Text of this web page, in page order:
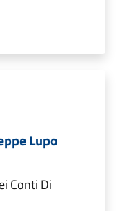
Lupo
Conti Di